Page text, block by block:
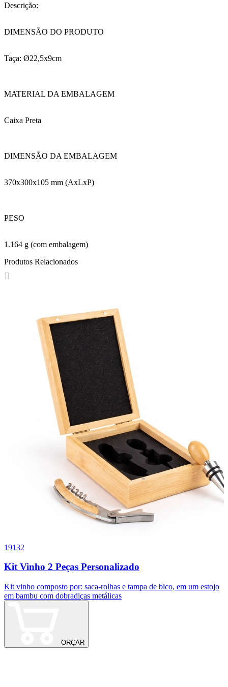
Descrição:
DIMENSÃO DO PRODUTO
Taça: Ø22,5x9cm
MATERIAL DA EMBALAGEM
Caixa Preta
DIMENSÃO DA EMBALAGEM
370x300x105 mm (AxLxP)
PESO
1.164 g (com embalagem)
Produtos Relacionados
19132
Kit Vinho 2 Peças Personalizado
Kit vinho composto por: saca-rolhas e tampa de bico, em um estojo
em bambu com dobradiças metálicas
ORÇAR